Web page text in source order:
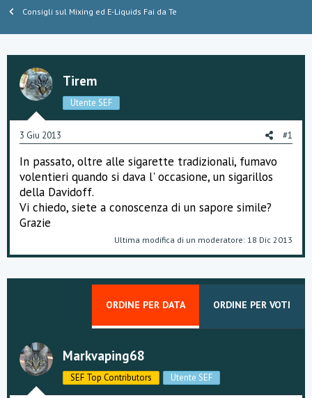
D
s
c
u
s
i
o
e
d
i
o
Consigli sul Mixing ed E-Liquids Fai da Te
Tirem
Utente SEF
3 Giu 2013 #1
In passato, oltre alle sigarette tradizionali, fumavo
volentieri quando si dava l' occasione, un sigarillos
della Davidoff.
Vi chiedo, siete a conoscenza di un sapore simile?
Grazie
Ultima modifica di un moderatore: 18 Dic 2013
ORDINE PER DATA ORDINE PER VOTI
Markvaping68
SEF Top Contributors Utente SEF